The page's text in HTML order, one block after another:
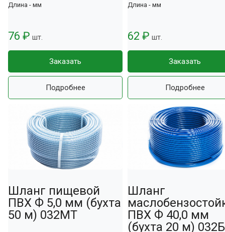
Длина - мм
76 ₽ шт.
Заказать
Подробнее
Длина - мм
62 ₽ шт.
Заказать
Подробнее
Шланг пищевой
ПВХ Ф 5,0 мм (бухта
50 м) 032МТ
Шланг
ПВХ Ф 40,0 мм
(бухта 20 м) 032Б